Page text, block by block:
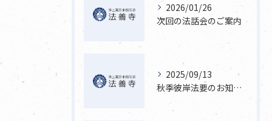
2026/01/26
次回の法話会のご案内
2025/09/13
秋季彼岸法要のお知らせ